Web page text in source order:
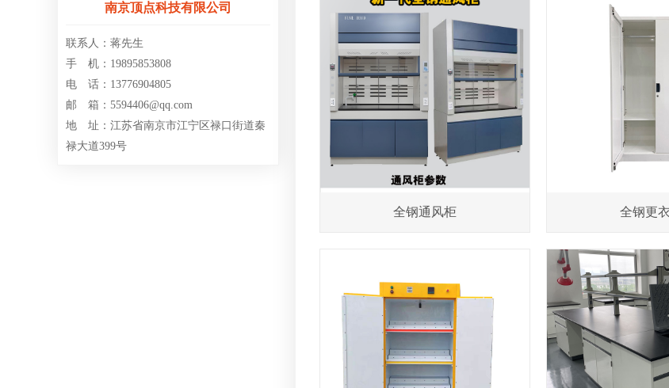
南京顶点科技有限公司
联系人：蒋先生
手 机：19895853808
电 话：13776904805
邮 箱：5594406@qq.com
地 址：江苏省南京市江宁区禄口街道秦
禄大道399号
全钢通风柜 全钢更